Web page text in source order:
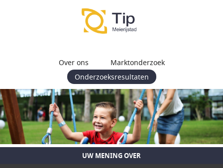
Over ons
Marktonderzoek
Onderzoeksresultaten
UW MENING OVER